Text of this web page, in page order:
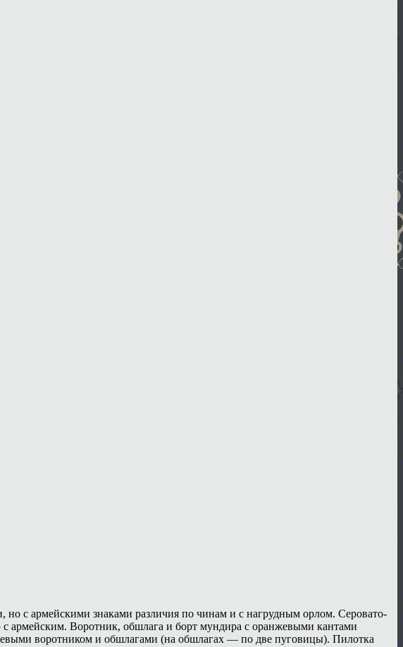
с армейскими знаками различия по чинам и с нагрудным орлом. Серовато-
с армейским. Воротник, обшлага и борт мундира с оранжевыми кантами
воротником и обшлагами (на обшлагах — по две пуговицы). Пилотка